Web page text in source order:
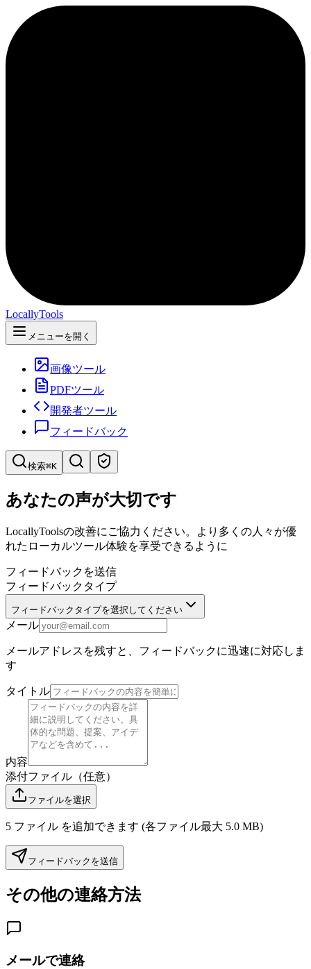
LocallyTools
メニューを開く
画像ツール
PDFツール
開発者ツール
フィードバック
検索⌘K
ツールを検索
ツールを素早く検索
あなたの声が大切です
LocallyToolsの改善にご協力ください。より多くの人々が優
れたローカルツール体験を享受できるように
フィードバックを送信
フィードバックタイプ
フィードバックタイプを選択してください
メール
メールアドレスを残すと、フィードバックに迅速に対応しま
す
タイトル
内容
添付ファイル（任意）
ファイルを選択
5 ファイル を追加できます (各ファイル最大 5.0 MB)
フィードバックを送信
その他の連絡方法
メールで連絡